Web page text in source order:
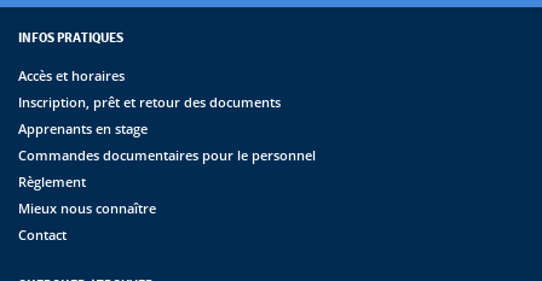
INFOS PRATIQUES
Accès et horaires
Inscription, prêt et retour des documents
Apprenants en stage
Commandes documentaires pour le personnel
Règlement
Mieux nous connaître
Contact